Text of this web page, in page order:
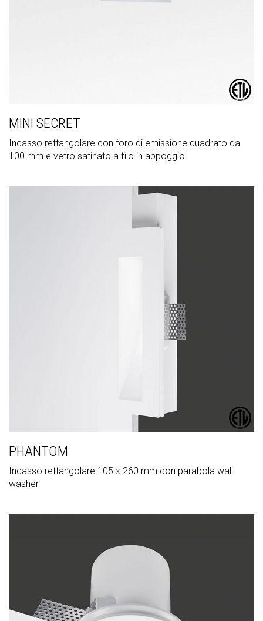
MINI SECRET
Incasso rettangolare con foro di emissione quadrato da
100 mm e vetro satinato a filo in appoggio
PHANTOM
Incasso rettangolare 105 x 260 mm con parabola wall
washer